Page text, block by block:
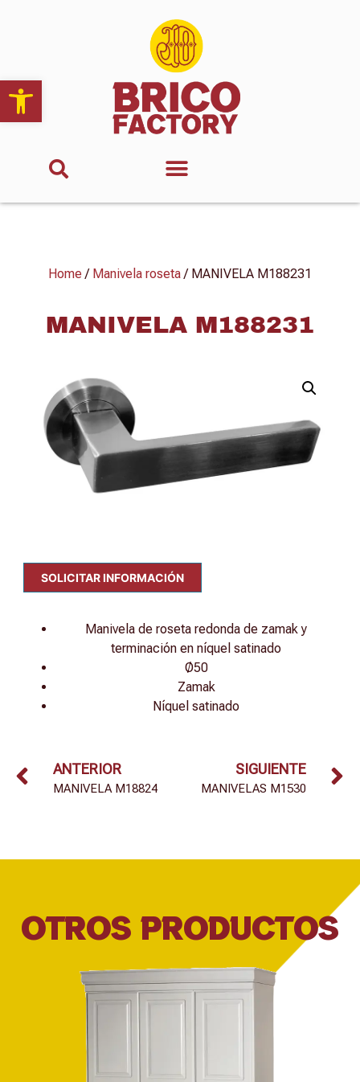
Abrir barra de herramientas
Home/ Manivela roseta/ MANIVELA M188231
MANIVELA M188231
SOLICITAR INFORMACIÓN
Manivela de roseta redonda de zamak y
terminación en níquel satinado
Ø50
Zamak
Níquel satinado
ANTERIOR
MANIVELA M18824
SIGUIENTE
MANIVELAS M1530
OTROS PRODUCTOS